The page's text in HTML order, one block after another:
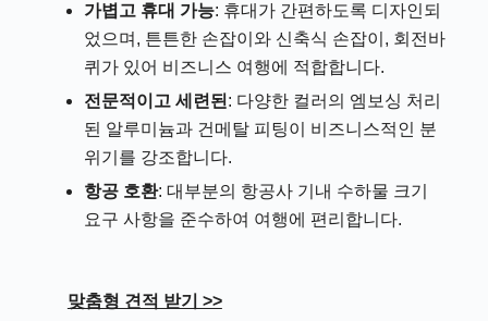
가볍고 휴대 가능: 휴대가 간편하도록 디자인되
었으며, 튼튼한 손잡이와 신축식 손잡이, 회전바
퀴가 있어 비즈니스 여행에 적합합니다.
전문적이고 세련된 : 다양한 컬러의 엠보싱 처리
된 알루미늄과 건메탈 피팅이 비즈니스적인 분
위기를 강조합니다.
항공 호환: 대부분의 항공사 기내 수하물 크기
요구 사항을 준수하여 여행에 편리합니다.
맞춤형 견적 받기 >>